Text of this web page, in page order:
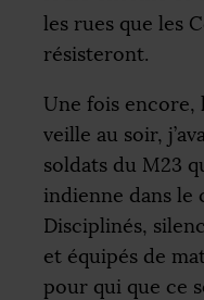
les rues que les
résisteront.
Une fois encore,
veille au soir,
soldats du M23
indienne dans le
Disciplinés,
et équipés de
pour qui que ce